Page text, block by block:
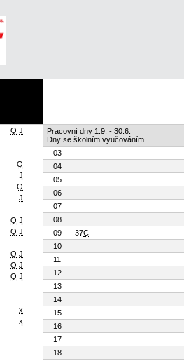
Q J
Q
J
Q
J
Q J
Q J
Q J
Q J
Q J
x
x
Pracovní dny 1.9. - 30.6.
Dny se školním vyučováním
03
04
05
06
07
08
09
37C
10
11
12
13
14
15
16
17
18